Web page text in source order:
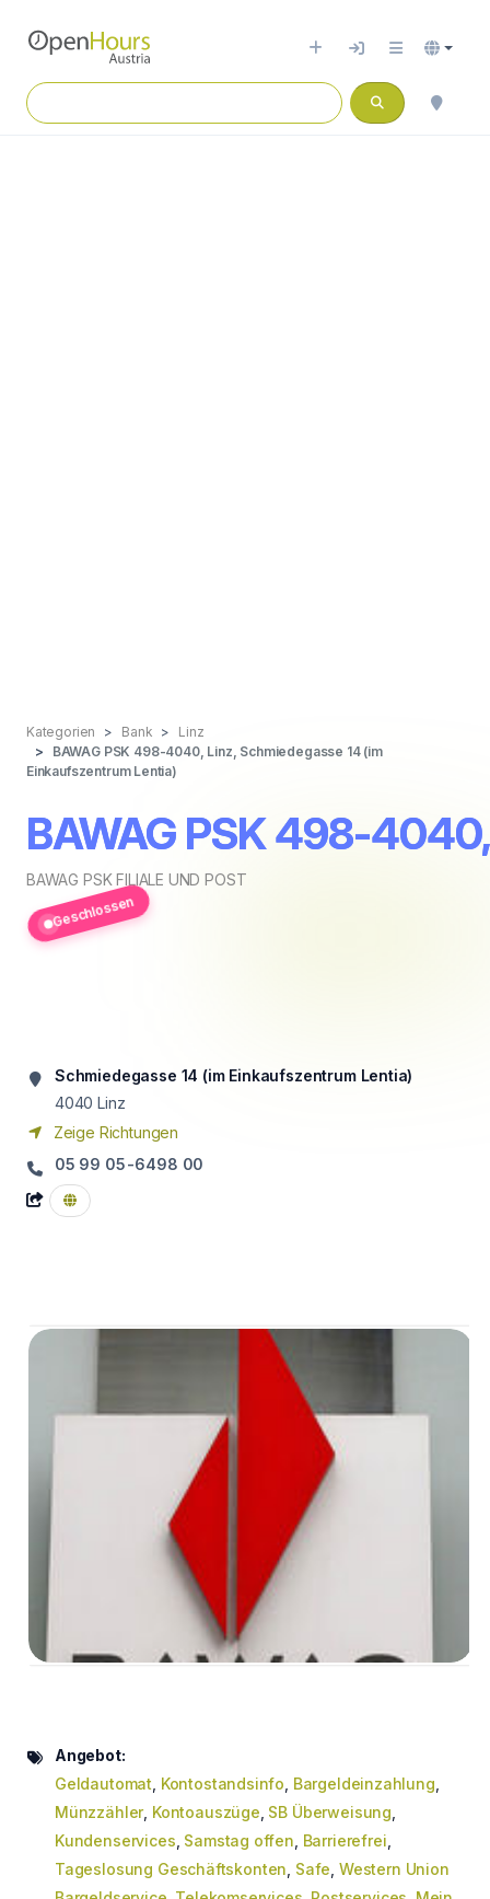
Kategorien Bank
Linz
BAWAG PSK 498-4040, Linz, Schmiedegasse 14 (im
Einkaufszentrum Lentia)
BAWAG PSK 498-
BAWAG PSK FILIALE UND POST
Geschlossen
Schmiedegasse 14 (im Einkaufszentrum Lentia)
4040 Linz
Zeige Richtungen
05 99 05-6498 00
Angebot:
Geldautomat Kontostandsinfo Bargeldeinzahlung
Münzzähler, Kontoauszüge SB Überweisung
Kundenservices Samstag offen Barrierefrei
Tageslosung Geschäftskonten Safe Western Union